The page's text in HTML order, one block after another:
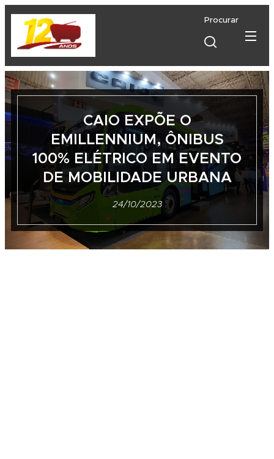
Procurar
CAIO EXPÕE O
EMILLENNIUM, ÔNIBUS
100% ELÉTRICO EM EVENTO
DE MOBILIDADE URBANA
24/10/2023